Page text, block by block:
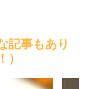
記事もあり